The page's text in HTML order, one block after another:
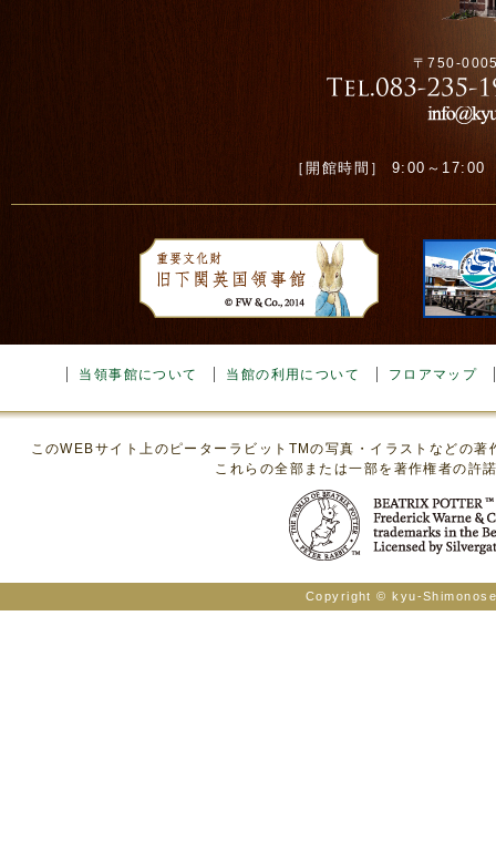
〒750-
［開館時間］ 9:00～
当領事館について 当館の利用について フロアマップ
このWEBサイト上のピーターラビットTMの写真・イラストなどの
これらの全部または一部を著作権者の許
Copyright © kyu-